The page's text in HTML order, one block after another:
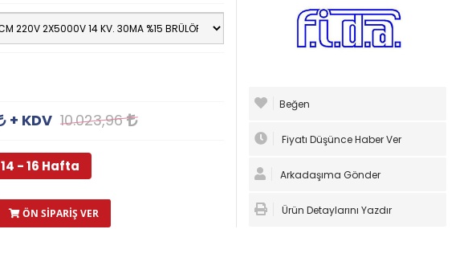
+ KDV 10.023,96
14 - 16 Hafta
ÖN SİPARİŞ VER
Beğen
Fiyatı Düşünce Haber Ver
Arkadaşıma Gönder
Ürün Detaylarını Yazdır